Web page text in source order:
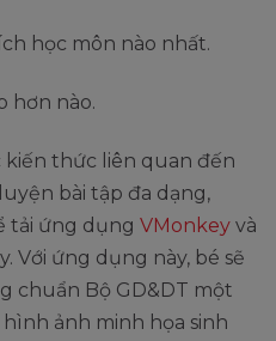
học môn nào nhất.
hơn nào.
thức liên quan đến
bài tập đa dạng,
tải ứng dụng VMonkey và
Với ứng dụng này, bé sẽ
chuẩn Bộ GD&DT một
ảnh minh họa sinh